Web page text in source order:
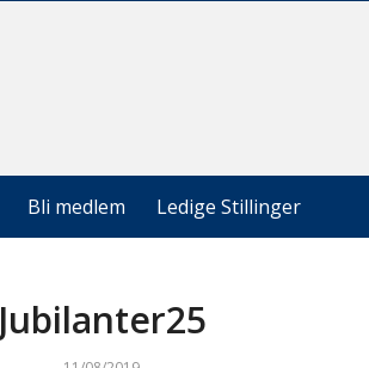
Bli medlem Ledige Stillinger
Jubilanter25